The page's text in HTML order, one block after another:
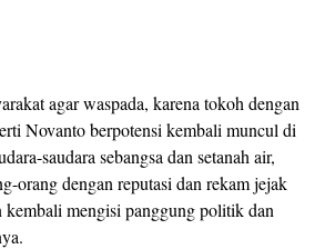
agar waspada, karena tokoh dengan
Novanto berpotensi kembali muncul di
saudara sebangsa dan setanah air,
orang dengan reputasi dan rekam jejak
kembali mengisi panggung politik dan